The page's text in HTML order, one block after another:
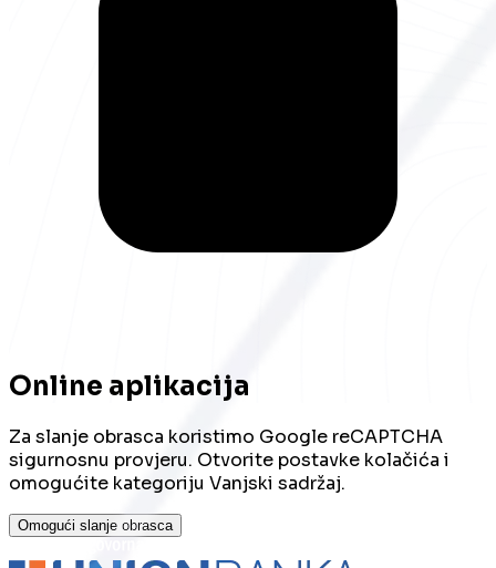
Online aplikacija
Za slanje obrasca koristimo Google reCAPTCHA
sigurnosnu provjeru. Otvorite postavke kolačića i
omogućite kategoriju Vanjski sadržaj.
Omogući slanje obrasca